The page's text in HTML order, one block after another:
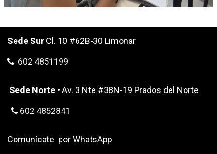
Sede Sur Cl. 10 #62B-30 Limonar
602 4851199
Sede Norte • Av. 3 Nte #38N-19 Prados del Norte
602 4852841
Comunícate por WhatsApp